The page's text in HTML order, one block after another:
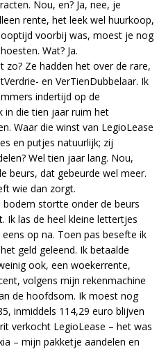
Nou, en? Ja, nee, je
rente, het leek wel huurkoop,
voorbij was, moest je nog
Wat? Ja.
zo? Ze hadden het over de rare,
en VerTienDubbelaar. Ik
indertijd op de
in die tien jaar ruim het
Waar die winst van LegioLease
en putjes natuurlijk; zij
Wel tien jaar lang. Nou,
beurs, dat gebeurde wel meer.
wie dan zorgt.
stortte onder de beurs
Ik las de heel kleine lettertjes
op na. Toen pas besefte ik
geld geleend. Ik betaalde
ook, een woekerrente,
volgens mijn rekenmachine
de hoofdsom. Ik moest nog
inmiddels 114,29 euro blijven
verkocht LegioLease – het was
– mijn pakketje aandelen en